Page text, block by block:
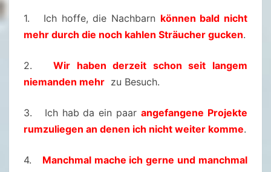
E
I
A
G
F
Ü
L
1. Ich hoffe, die Nachbarn können bald nicht
mehr durch die noch kahlen Sträucher gucken.
2. Wir haben derzeit schon seit langem
niemanden mehr zu Besuch.
3. Ich hab da ein paarangefangene Projekte
rumzuliegen an denen ich nicht weiter komme.
4. Manchmal mache ich gerne und manchmal